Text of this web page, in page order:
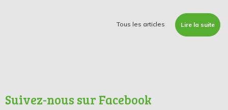
Tous les articles Lire la suite
Suivez-nous sur Facebook